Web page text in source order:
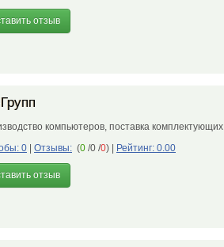
отзыв
компьютеров, поставка комплектующих
0
Отзывы: (0 /0 /0) Рейтинг: 0.00
отзыв